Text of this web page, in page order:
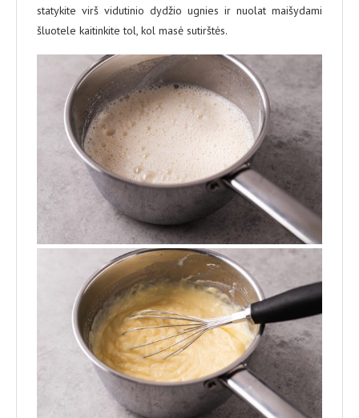
statykite virš vidutinio dydžio ugnies ir nuolat maišydami
šluotele kaitinkite tol, kol masė sutirštės.